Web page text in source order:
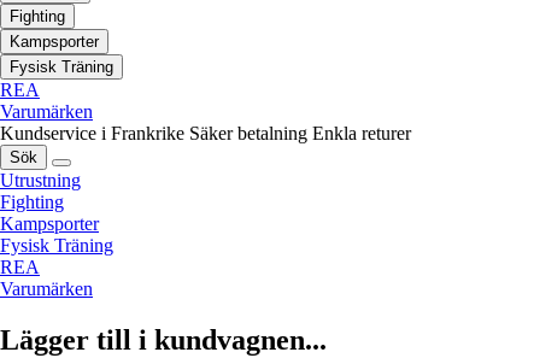
Fighting
Kampsporter
Fysisk Träning
REA
Varumärken
Kundservice i Frankrike Säker betalning Enkla returer
Sök
Utrustning
Fighting
Kampsporter
Fysisk Träning
REA
Varumärken
Lägger till i kundvagnen...